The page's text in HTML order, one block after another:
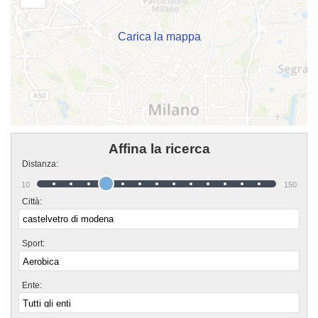
semplicemente avere più informazioni sui loro corsi puoi venire in sede o
inviare un messaggio cliccando sul bottone "Contattaci" presente nella
pagina.
Carica la mappa
Affina la ricerca
Distanza:
10 150
Città:
Sport:
Ente: